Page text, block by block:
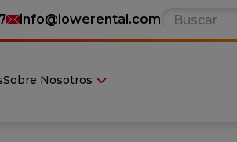
info@lowerental.com
Sobre Nosotros